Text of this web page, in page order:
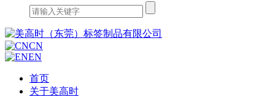
CN
EN
首页
关于美高时